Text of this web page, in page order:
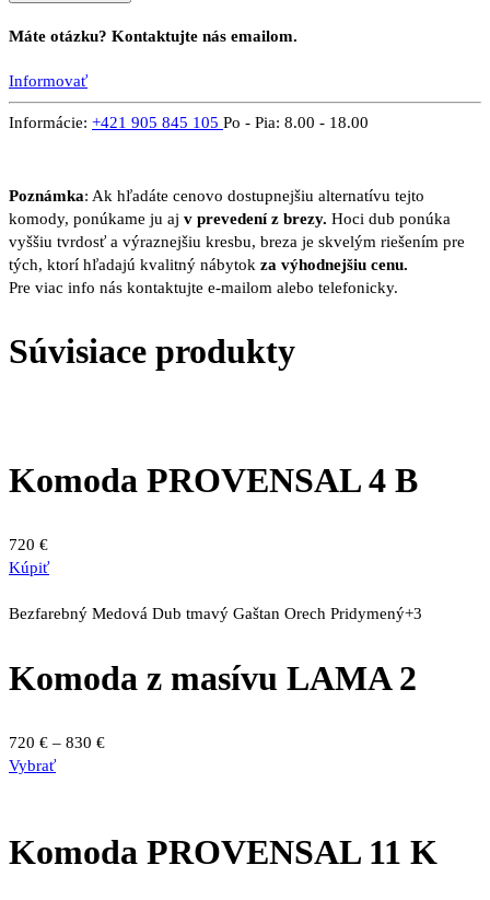
Máte otázku? Kontaktujte nás emailom.
Informovať
Informácie: +421 905 845 105 Po - Pia: 8.00 - 18.00
Poznámka: Ak hľadáte cenovo dostupnejšiu alternatívu tejto
komody, ponúkame ju aj v prevedení z brezy. Hoci dub ponúka
vyššiu tvrdosť a výraznejšiu kresbu, breza je skvelým riešením pre
tých, ktorí hľadajú kvalitný nábytok za výhodnejšiu cenu.
Pre viac info nás kontaktujte e-mailom alebo telefonicky.
Súvisiace produkty
Komoda PROVENSAL 4 B
720 €
Kúpiť
Bezfarebný Medová Dub tmavý Gaštan Orech Pridymený+3
Komoda z masívu LAMA 2
720 € – 830 €Price
VybraťTento
variantov.
Komoda PROVENSAL 11 K